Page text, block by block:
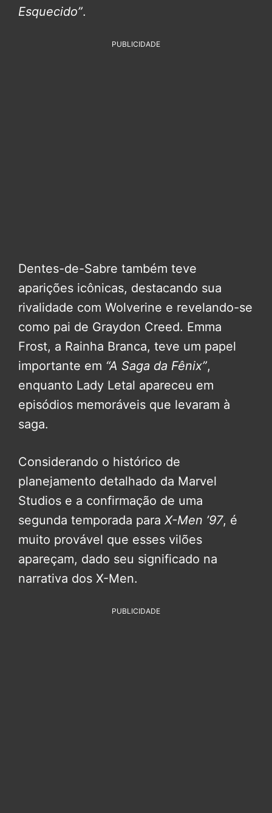
Esquecido”.
PUBLICIDADE
Dentes-de-Sabre também teve
aparições icônicas, destacando sua
rivalidade com Wolverine e revelando-se
como pai de Graydon Creed. Emma
Frost, a Rainha Branca, teve um papel
importante em “A Saga da Fênix”,
enquanto Lady Letal apareceu em
episódios memoráveis que levaram à
saga.
Considerando o histórico de
planejamento detalhado da Marvel
Studios e a confirmação de uma
segunda temporada para X-Men ’97, é
muito provável que esses vilões
apareçam, dado seu significado na
narrativa dos X-Men.
PUBLICIDADE